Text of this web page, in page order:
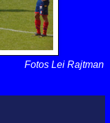
Fotos Lei Rajtman